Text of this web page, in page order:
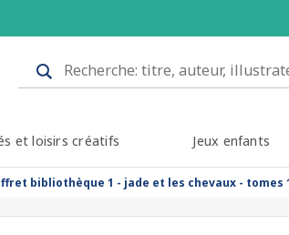
et loisirs créatifs Jeux enfants
bibliothèque 1 - jade et les chevaux - tomes